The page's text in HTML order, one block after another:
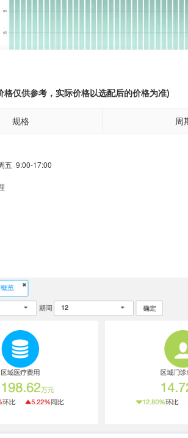
格仅供参考，实际价格以选配后的价格为准)
规格
周
五 9:00-17:00